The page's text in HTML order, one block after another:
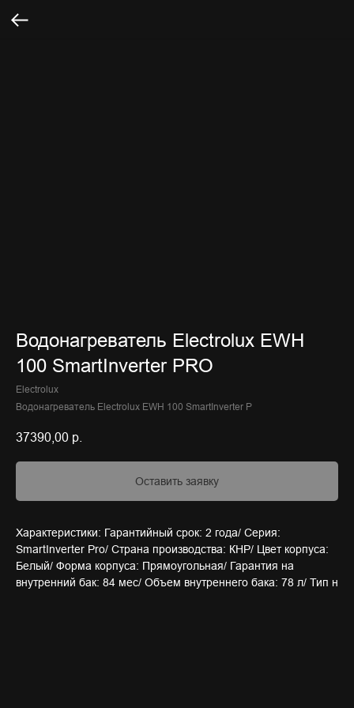
Водонагреватель Electrolux EWH
100 SmartInverter PRO
Electrolux
Водонагреватель Electrolux EWH 100 SmartInverter P
37390,00 р.
Оставить заявку
Характеристики: Гарантийный срок: 2 года/ Серия:
SmartInverter Pro/ Страна производства: КНР/ Цвет корпуса:
Белый/ Форма корпуса: Прямоугольная/ Гарантия на
внутренний бак: 84 мес/ Объем внутреннего бака: 78 л/ Тип н